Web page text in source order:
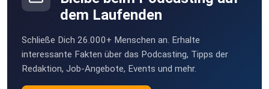
dem Laufenden
Schließe Dich 26.000+ Menschen an. Erhalte
interessante Fakten über das Podcasting, Tipps der
Redaktion, Job-Angebote, Events und mehr.